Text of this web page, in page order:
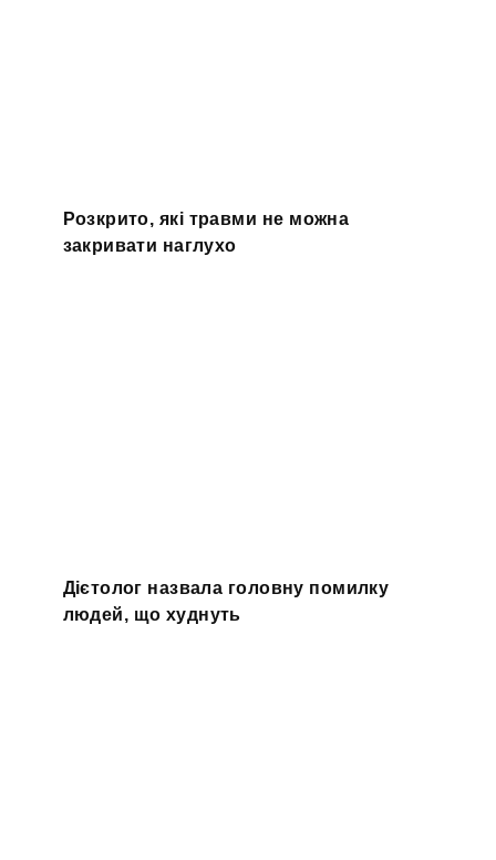
Розкрито, які травми не можна
закривати наглухо
Дієтолог назвала головну помилку
людей, що худнуть